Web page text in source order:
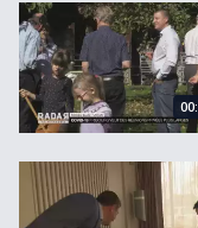
Fribourg veut des
L&#039;accueil